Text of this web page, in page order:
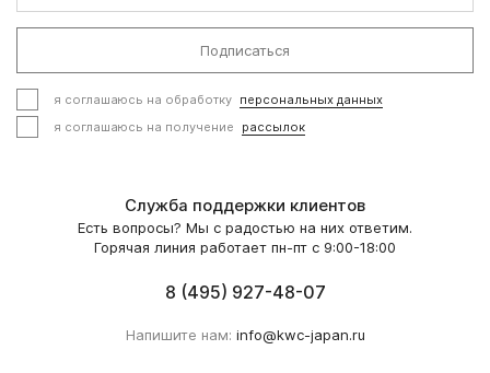
Подписаться
я соглашаюсь на обработку персональных данных
я соглашаюсь на получение
рассылок
Служба поддержки клиентов
Есть вопросы? Мы с радостью на них ответим.
Горячая линия работает пн-пт с 9:00-18:00
8 (495) 927-48-07
Напишите нам: info@kwc-japan.ru